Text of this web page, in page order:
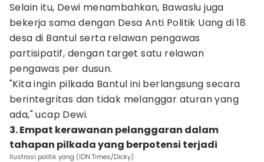
Selain itu, Dewi menambahkan, Bawaslu juga
bekerja sama dengan Desa Anti Politik Uang di 18
desa di Bantul serta relawan pengawas
partisipatif, dengan target satu relawan
pengawas per dusun.
"Kita ingin pilkada Bantul ini berlangsung secara
berintegritas dan tidak melanggar aturan yang
ada," ucap Dewi.
3. Empat kerawanan pelanggaran dalam
tahapan pilkada yang berpotensi terjadi
Ilustrasi politik yang (IDN Times/Dicky)